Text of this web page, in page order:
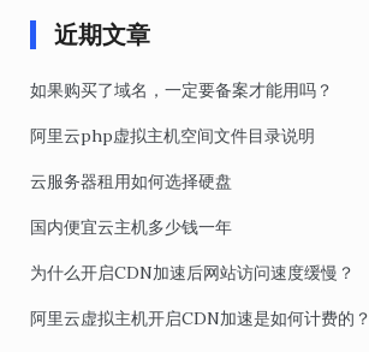
近期文章
如果购买了域名，一定要备案才能用吗？
阿里云php虚拟主机空间文件目录说明
云服务器租用如何选择硬盘
国内便宜云主机多少钱一年
为什么开启CDN加速后网站访问速度缓慢？
阿里云虚拟主机开启CDN加速是如何计费的？